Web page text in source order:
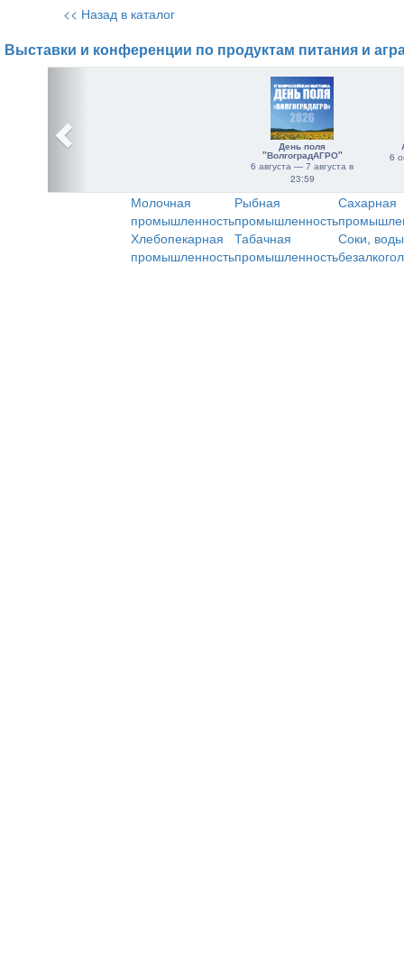
<< Назад в каталог
Выставки и конференции по продуктам питания и
День поля
"ВолгоградАГРО"
6 августа — 7 августа в
23:59
6
Молочная
промышленность
Рыбная
промышленность
Сахарная
Хлебопекарная
промышленность
Табачная
промышленность
Соки,